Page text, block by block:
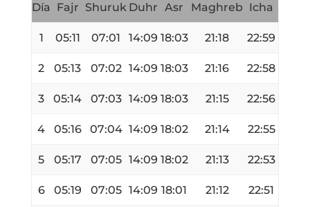
Día Fajr Shuruk Duhr Asr Maghreb Icha
1 05:11 07:01 14:09 18:03 21:18 22:59
2 05:13 07:02 14:09 18:03 21:16 22:58
3 05:14 07:03 14:09 18:03 21:15 22:56
4 05:16 07:04 14:09 18:02 21:14 22:55
5 05:17 07:05 14:09 18:02 21:13 22:53
6 05:19 07:05 14:09 18:01 21:12 22:51